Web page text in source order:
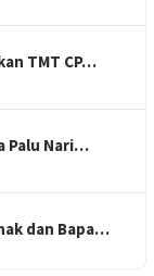
TMT CP…
Palu Nari…
dan Bapa…